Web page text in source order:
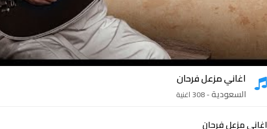
اغاني مزعل فرحان
اغاني مزعل فرحان
السعودية- 308 اغنية
اغاني مزعل فرحان